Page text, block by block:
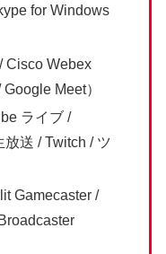
for Windows
Cisco Webex
Meet）
ライブ /
送 / Twitch / ツ
Gamecaster /